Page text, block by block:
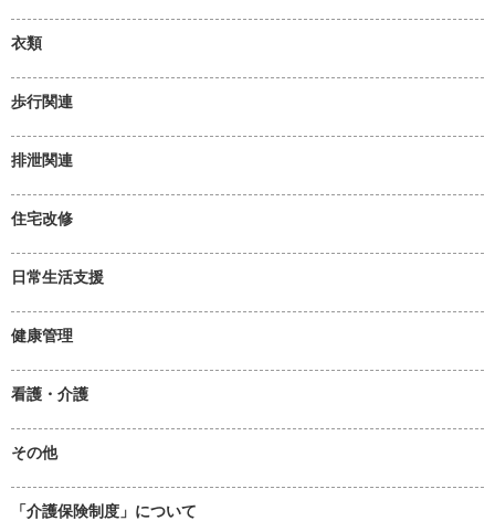
衣類
歩行関連
排泄関連
住宅改修
日常生活支援
健康管理
看護・介護
その他
「介護保険制度」について